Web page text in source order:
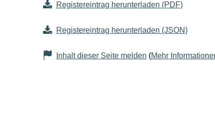
Registereintrag herunterladen (PDF)
Registereintrag herunterladen (JSON)
Inhalt dieser Seite melden (Mehr